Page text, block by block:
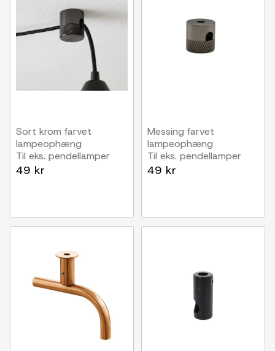
Sort krom farvet
lampeophæng
Til eks. pendellamper
49 kr
Messing farvet
lampeophæng
Til eks. pendellamper
49 kr